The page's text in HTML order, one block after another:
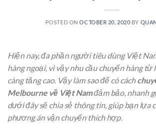
POSTED ONOCTOBER 20, 2020 BY
Hiện nay, đa phần người tiêu dùng Việt
hàng ngoại, vì vậy nhu cầu chuyển hàng từ
càng tăng cao. Vậy làm sao để có cách
Melbourne về Việt Namđảm bảo, nhanh
dưới đây sẽ chia sẻ thông tin, giúp bạn lựa
phương án vận chuyển thích hợp.